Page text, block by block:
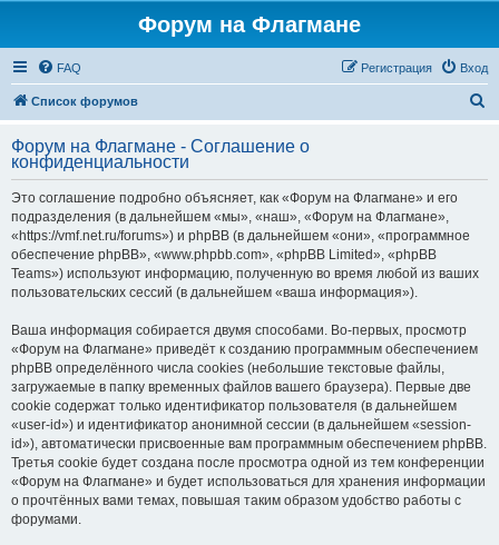
Форум на Флагмане
FAQ Вход
Регистрация
Список форумов
с
Форум на Флагмане - Соглашение о
конфиденциальности
Это соглашение подробно объясняет, как «Форум на Флагмане» и его
подразделения (в дальнейшем «мы», «наш», «Форум на Флагмане»,
«https://vmf.net.ru/forums») и phpBB (в дальнейшем «они», «программное
обеспечение phpBB», «www.phpbb.com», «phpBB Limited», «phpBB
Teams») используют информацию, полученную во время любой из ваших
пользовательских сессий (в дальнейшем «ваша информация»).
Ваша информация собирается двумя способами. Во-первых, просмотр
«Форум на Флагмане» приведёт к созданию программным обеспечением
phpBB определённого числа cookies (небольшие текстовые файлы,
загружаемые в папку временных файлов вашего браузера). Первые две
cookie содержат только идентификатор пользователя (в дальнейшем
«user-id») и идентификатор анонимной сессии (в дальнейшем «session-
id»), автоматически присвоенные вам программным обеспечением phpBB.
Третья cookie будет создана после просмотра одной из тем конференции
«Форум на Флагмане» и будет использоваться для хранения информации
о прочтённых вами темах, повышая таким образом удобство работы с
форумами.